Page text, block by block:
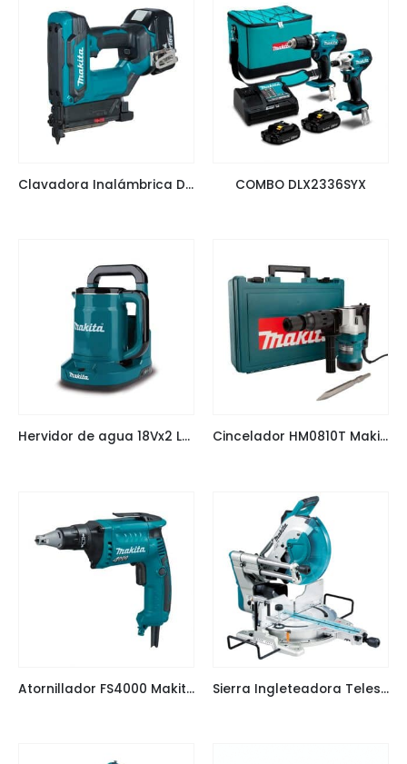
Clavadora Inalámbrica DPT353 COMBO DLX2336SYX
Hervidor de agua 18Vx2 LXT 800ml Cincelador HM0810T Makita
Atornillador FS4000 Makita $128.405 Sierra Ingleteadora Telescópica LS1219 (12″)